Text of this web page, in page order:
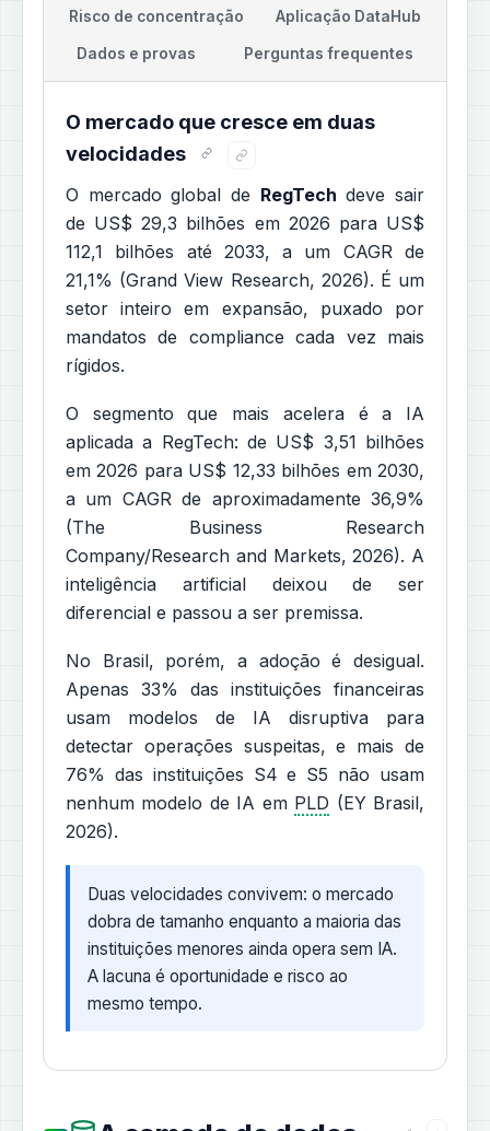
Risco de concentração Aplicação DataHub
Dados e provas Perguntas frequentes
O mercado que cresce em duas
velocidades
O mercado global de RegTech deve sair
de US$ 29,3 bilhões em 2026 para US$
112,1 bilhões até 2033, a um CAGR de
21,1% (Grand View Research, 2026). É um
setor inteiro em expansão, puxado por
mandatos de compliance cada vez mais
rígidos.
O segmento que mais acelera é a IA
aplicada a RegTech: de US$ 3,51 bilhões
em 2026 para US$ 12,33 bilhões em 2030,
a um CAGR de aproximadamente 36,9%
(The Business Research
Company/Research and Markets, 2026). A
inteligência artificial deixou de ser
diferencial e passou a ser premissa.
No Brasil, porém, a adoção é desigual.
Apenas 33% das instituições financeiras
usam modelos de IA disruptiva para
detectar operações suspeitas, e mais de
76% das instituições S4 e S5 não usam
nenhum modelo de IA em PLD (EY Brasil,
2026).
Duas velocidades convivem: o mercado
dobra de tamanho enquanto a maioria das
instituições menores ainda opera sem IA.
A lacuna é oportunidade e risco ao
mesmo tempo.